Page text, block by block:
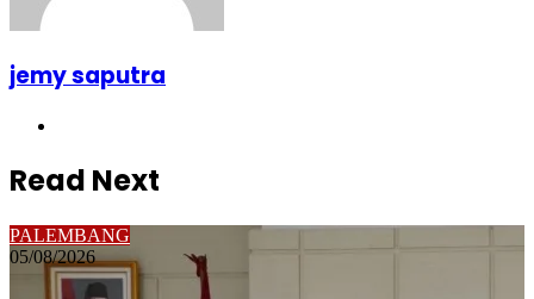
jemy saputra
Read Next
PALEMBANG
05/08/2026